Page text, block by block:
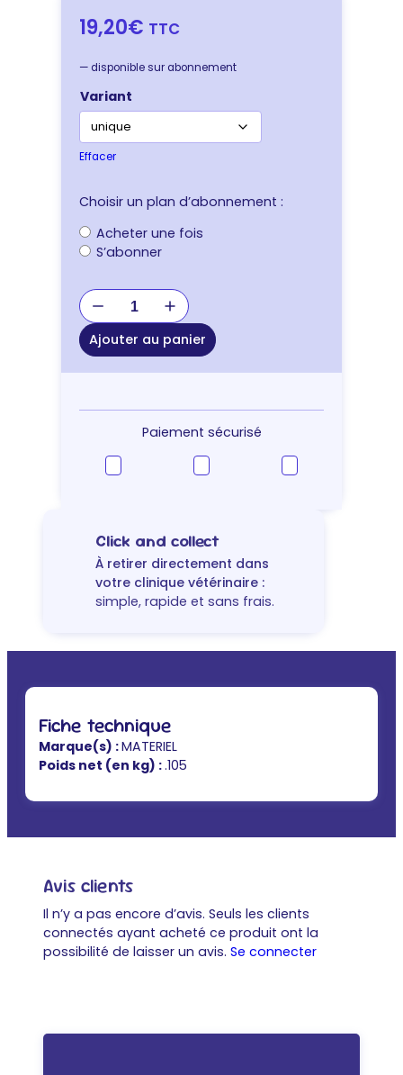
19,20€ TTC
— disponible sur abonnement
Variant
Effacer
Choisir un plan d’abonnement :
Choisir
un
d’achat
Acheter une fois
S’abonner
quantité
de
HARNAIS
HALTI
SMALL
60CM
Ajouter au panier
Paiement sécurisé
Click and collect
À retirer directement dans
votre clinique vétérinaire :
simple, rapide et sans frais.
Fiche technique
Marque(s) :MATERIEL
Poids net (en kg) :.105
Avis clients
Il n’y a pas encore d’avis. Seuls les clients
connectés ayant acheté ce produit ont la
possibilité de laisser un avis. Se connecter